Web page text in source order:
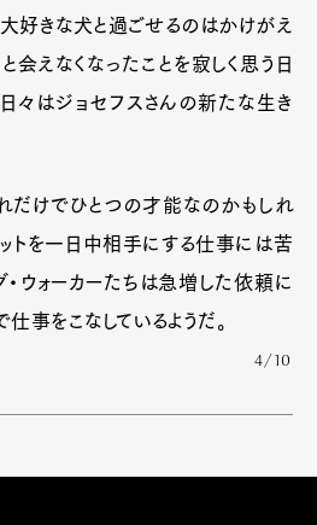
大好きな犬と過ごせるのはかけがえ
会えなくなったことを寂しく思う日
々はジョセフスさんの新たな生き
だけでひとつの才能なのかもしれ
トを一日中相手にする仕事には苦
・ウォーカーたちは急増した依頼に
事をこなしているようだ。
4/10